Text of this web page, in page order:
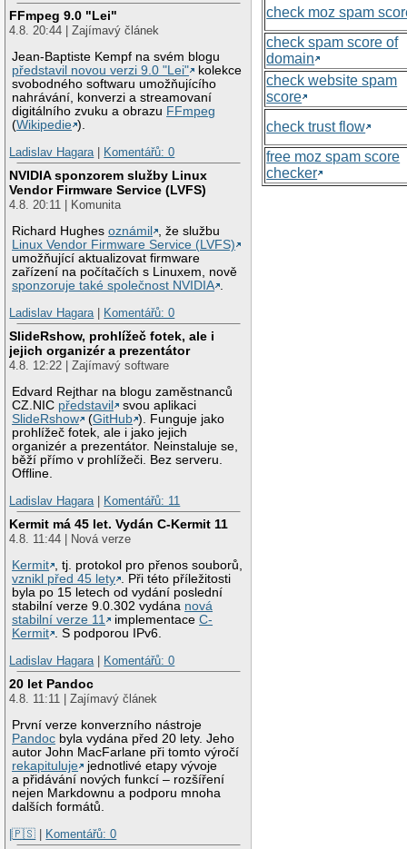
FFmpeg 9.0 "Lei"
4.8. 20:44 | Zajímavý článek
Jean-Baptiste Kempf na svém blogu
představil novou verzi 9.0 "Lei"
kolekce
svobodného softwaru umožňujícího
nahrávání, konverzi a streamovaní
digitálního zvuku a obrazu FFmpeg
(Wikipedie ).
Ladislav Hagara
Komentářů: 0
NVIDIA sponzorem služby Linux
Vendor Firmware Service (LVFS)
4.8. 20:11 | Komunita
Richard Hughesoznámil
, že službu
Linux Vendor Firmware Service (LVFS)
umožňující aktualizovat firmware
zařízení na počítačích s Linuxem, nově
sponzoruje také společnost NVIDIA .
Ladislav Hagara | Komentářů: 0
SlideRshow, prohlížeč fotek, ale i
jejich organizér a prezentátor
4.8. 12:22 | Zajímavý software
Edvard Rejthar na blogu zaměstnanců
CZ.NIC představil
svou aplikaci
SlideRshow
(GitHub ). Funguje jako
prohlížeč fotek, ale i jako jejich
organizér a prezentátor. Neinstaluje se,
běží přímo v prohlížeči. Bez serveru.
Offline.
Ladislav Hagara | Komentářů: 11
Kermit má 45 let. Vydán C-Kermit 11
4.8. 11:44 | Nová verze
Kermit , tj. protokol pro přenos souborů,
vznikl před 45 lety . Při této příležitosti
byla po 15 letech od vydání poslední
stabilní verze 9.0.302 vydána nová
stabilní verze 11
implementaceC-
Kermit . S podporou IPv6.
Ladislav Hagara | Komentářů: 0
20 let Pandoc
4.8. 11:11 | Zajímavý článek
První verze konverzního nástroje
Pandoc byla vydána před 20 lety. Jeho
autor John MacFarlane při tomto výročí
rekapituluje
jednotlivé etapy vývoje
a přidávání nových funkcí – rozšíření
nejen Markdownu a podporu mnoha
dalších formátů.
|🇵🇸 | Komentářů: 0
check moz spam
check spam score of
domain
check website spam
score
check trust flow
free moz spam score
checker